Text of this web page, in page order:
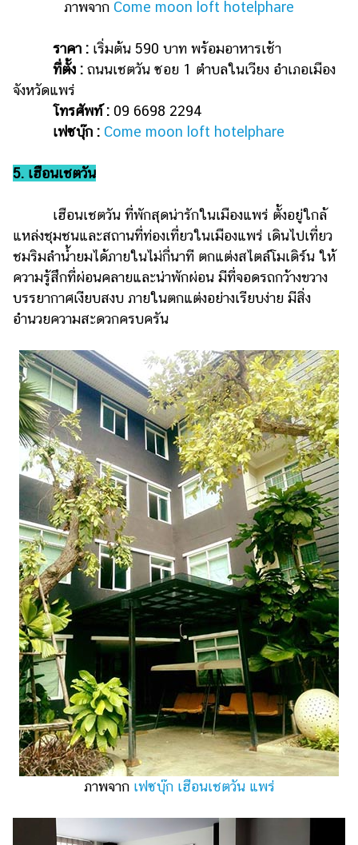
ภาพจาก Come moon loft hotelphare
ราคา : เริ่มต้น 590 บาท พร้อมอาหารเช้า
ที่ตั้ง : ถนนเชตวัน ซอย 1 ตำบลในเวียง อำเภอเมือง
จังหวัดแพร่
โทรศัพท์ : 09 6698 2294
เฟซบุ๊ก : Come moon loft hotelphare
5. เฮือนเชตวัน
เฮือนเชตวัน ที่พักสุดน่ารักในเมืองแพร่ ตั้งอยู่ใกล้
แหล่งชุมชนและสถานที่ท่องเที่ยวในเมืองแพร่ เดินไปเที่ยว
ชมริมลำน้ำยมได้ภายในไม่กี่นาที ตกแต่งสไตล์โมเดิร์น ให้
ความรู้สึกที่ผ่อนคลายและน่าพักผ่อน มีที่จอดรถกว้างขวาง
บรรยากาศเงียบสงบ ภายในตกแต่งอย่างเรียบง่าย มีสิ่ง
อำนวยความสะดวกครบครัน
ภาพจาก เฟซบุ๊ก เฮือนเชตวัน แพร่